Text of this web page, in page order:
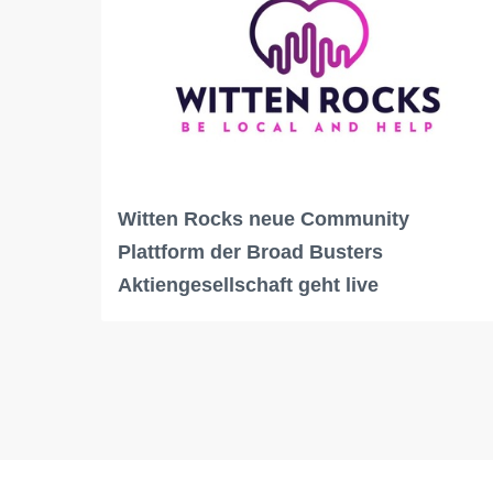
Witten Rocks neue Community
Plattform der Broad Busters
Aktiengesellschaft geht live